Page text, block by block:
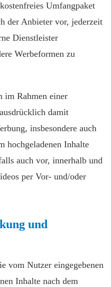
Umfangpaket
der Anbieter vor, jederzeit
Dienstleister
Werbeformen zu
im Rahmen einer
damit
insbesondere auch
hochgeladenen Inhalte
auch vor, innerhalb und
per Vor- und/oder
und
vom Nutzer eingegebenen
Inhalte nach dem